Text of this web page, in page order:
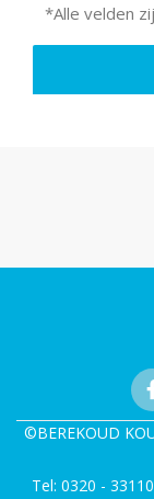
*Alle velden
©BEREKOUD
Tel: 0320 -